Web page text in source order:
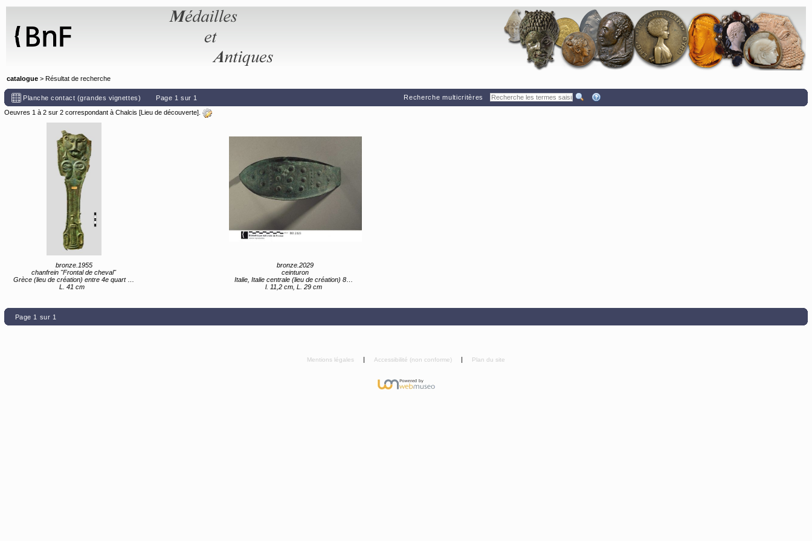
catalogue > Résultat de recherche
Planche contact (grandes vignettes) Page 1 sur 1 Recherche multicritères
Oeuvres 1 à 2 sur 2 correspondant à Chalcis [Lieu de découverte].
bronze.1955
chanfrein "Frontal de cheval"
Grèce (lieu de création) entre 4e quart 6e siècle av JC et 1er quart 5e siècle av JC
L. 41 cm
bronze.2029
ceinturon
Italie, Italie centrale (lieu de création) 8e siècle av JC
l. 11,2 cm, L. 29 cm
Page 1 sur 1
Mentions légales Accessibilité (non conforme) Plan du site